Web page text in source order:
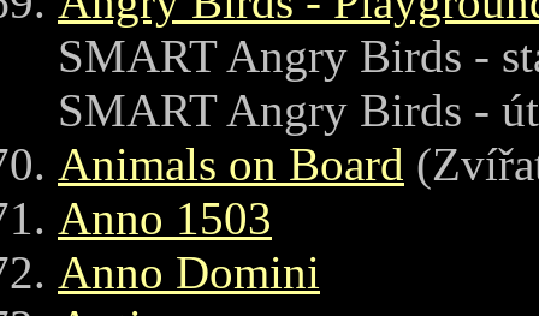
SMART Angry Birds -
SMART Angry Birds -
Animals on Board
Anno 1503
Anno Domini